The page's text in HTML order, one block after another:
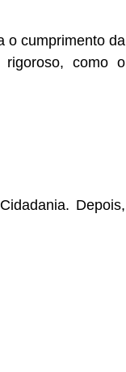
o cumprimento da
como o
Depois,